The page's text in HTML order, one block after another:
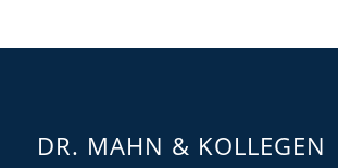
DR. MAHN & KOLLEGEN